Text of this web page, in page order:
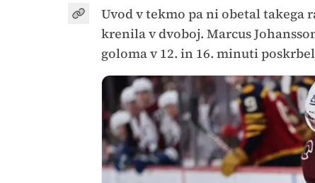
Uvod v tekmo pa ni obetal takega
krenila v dvoboj. Marcus
goloma v 12. in 16. minuti